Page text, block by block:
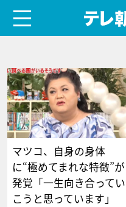
マツコ、自身の身体
に“極めてまれな特徴”が
発覚「一生向き合ってい
こうと思っています」